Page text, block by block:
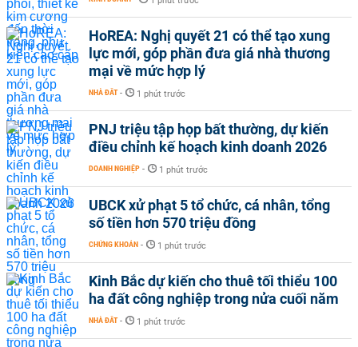
HoREA: Nghị quyết 21 có thể tạo xung
lực mới, góp phần đưa giá nhà thương
mại về mức hợp lý
NHÀ ĐẤT - 1 phút trước
PNJ triệu tập họp bất thường, dự kiến
điều chỉnh kế hoạch kinh doanh 2026
DOANH NGHIỆP - 1 phút trước
UBCK xử phạt 5 tổ chức, cá nhân, tổng
số tiền hơn 570 triệu đồng
CHỨNG KHOÁN - 1 phút trước
Kinh Bắc dự kiến cho thuê tối thiểu 100
ha đất công nghiệp trong nửa cuối năm
NHÀ ĐẤT - 1 phút trước